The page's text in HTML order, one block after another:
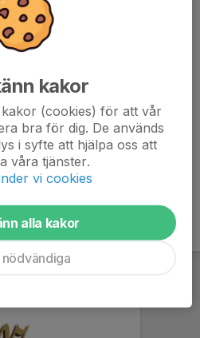
i Askims ishall!
2026 kakor
(cookies) för att vår
bra för dig. De används
i syfte att hjälpa oss att
våra tjänster.
vi cookies
alla kakor
nödvändiga